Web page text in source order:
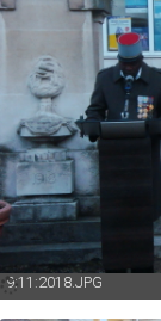
9:11:2018.JPG